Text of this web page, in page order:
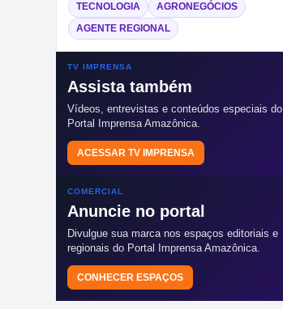
TECNOLOGIA AGRONEGÓCIOS
AGENTE REGIONAL
TV IMPRENSA
Assista também
Vídeos, entrevistas e conteúdos especiais do
Portal Imprensa Amazônica.
ACESSAR TV IMPRENSA
COMERCIAL
Anuncie no portal
Divulgue sua marca nos espaços editoriais e
regionais do Portal Imprensa Amazônica.
CONHECER ESPAÇOS